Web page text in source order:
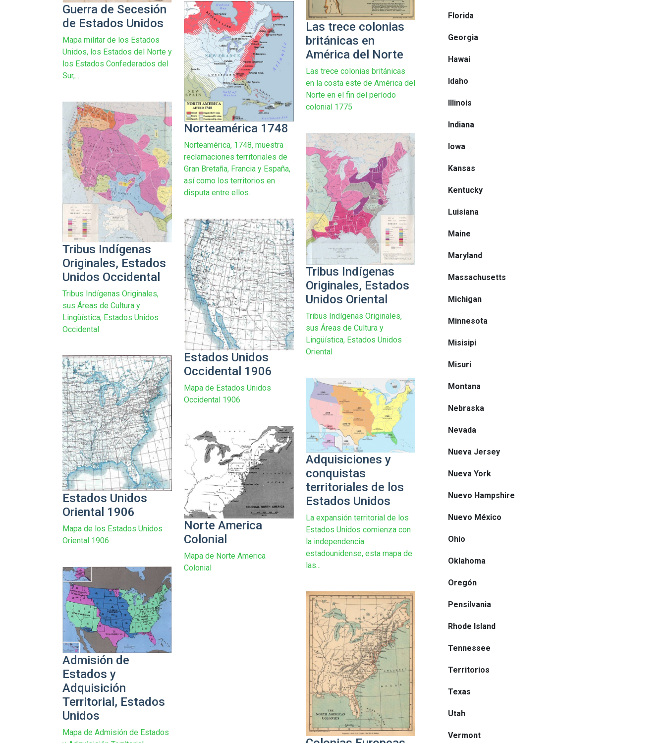
Guerra de Secesión
de Estados Unidos
Mapa militar de los Estados
Unidos, los Estados del Norte y
los Estados Confederados del
Sur,...
Las trece colonias
británicas en
América del Norte
Las trece colonias británicas
en la costa este de América del
Norte en el fin del período
colonial 1775
Norteamérica 1748
Norteamérica, 1748, muestra
reclamaciones territoriales de
Gran Bretaña, Francia y España,
así como los territorios en
disputa entre ellos.
Tribus Indígenas
Originales, Estados
Unidos Occidental
Tribus Indígenas Originales,
sus Áreas de Cultura y
Lingüística, Estados Unidos
Occidental
Tribus Indígenas
Originales, Estados
Unidos Oriental
Tribus Indígenas Originales,
sus Áreas de Cultura y
Lingüística, Estados Unidos
Oriental
Estados Unidos
Occidental 1906
Mapa de Estados Unidos
Occidental 1906
Estados Unidos
Oriental 1906
Mapa de los Estados Unidos
Oriental 1906
Adquisiciones y
conquistas
territoriales de los
Estados Unidos
La expansión territorial de los
Estados Unidos comienza con
la independencia
estadounidense, esta mapa de
las...
Norte America
Colonial
Mapa de Norte America
Colonial
Admisión de
Estados y
Adquisición
Territorial, Estados
Unidos
Mapa de Admisión de Estados
Florida
Georgia
Hawai
Idaho
Illinois
Indiana
Iowa
Kansas
Kentucky
Luisiana
Maine
Maryland
Massachusetts
Michigan
Minnesota
Misisipi
Misuri
Montana
Nebraska
Nevada
Nueva Jersey
Nueva York
Nuevo Hampshire
Nuevo México
Ohio
Oklahoma
Oregón
Pensilvania
Rhode Island
Tennessee
Territorios
Texas
Utah
Vermont